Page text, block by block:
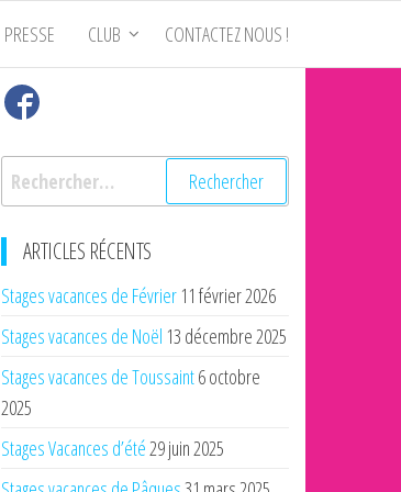
PRESSE CLUB CONTACTEZ NOUS !
Rechercher :
ARTICLES RÉCENTS
Stages vacances de Février 11 février 2026
Stages vacances de Noël 13 décembre 2025
Stages vacances de Toussaint6 octobre
2025
Stages Vacances d’été29 juin 2025